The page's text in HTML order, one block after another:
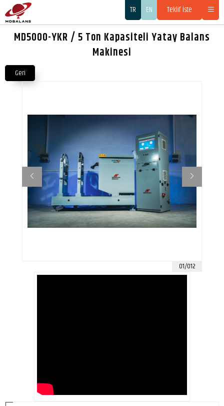
TR EN Teklif İste
MD5000-YKR / 5 Ton Kapasiteli Yatay Balans
Makinesi
Geri
01/012